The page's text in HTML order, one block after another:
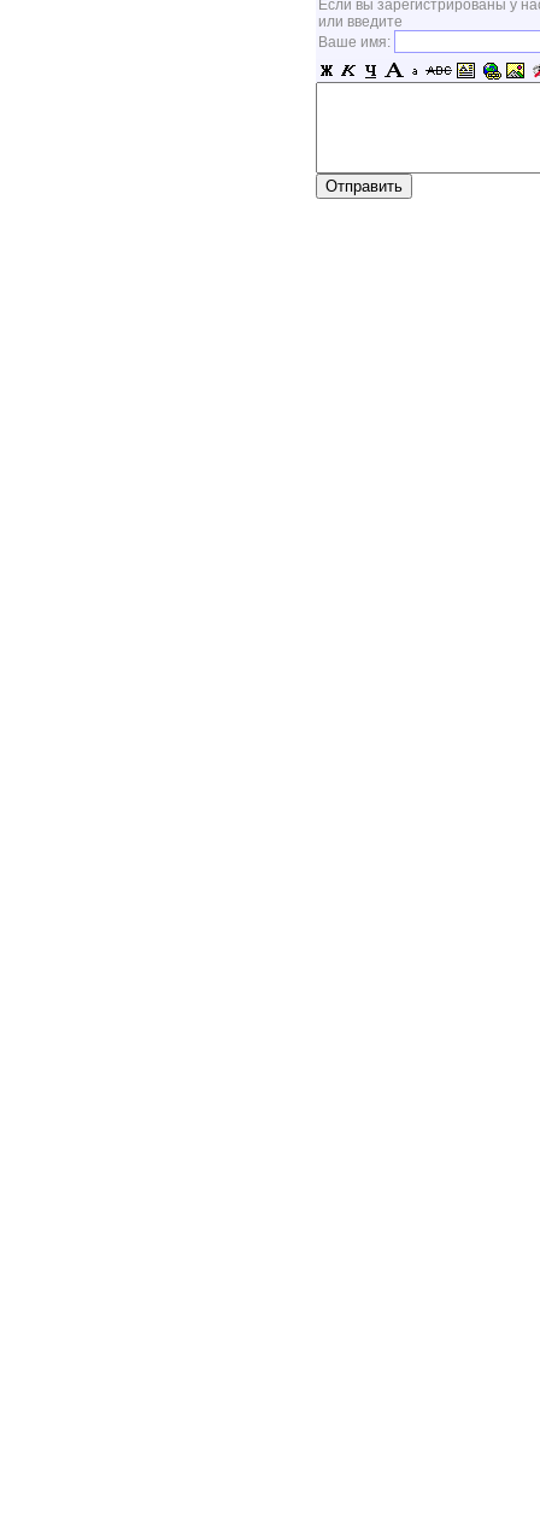
Если вы зарегистрированы у
или введите
Ваше имя: